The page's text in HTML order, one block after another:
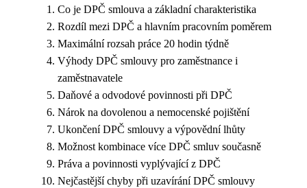
Co je DPČ smlouva a základní charakteristika
Rozdíl mezi DPČ a hlavním pracovním poměrem
Maximální rozsah práce 20 hodin týdně
Výhody DPČ smlouvy pro zaměstnance i
zaměstnavatele
Daňové a odvodové povinnosti při DPČ
Nárok na dovolenou a nemocenské pojištění
Ukončení DPČ smlouvy a výpovědní lhůty
Možnost kombinace více DPČ smluv současně
Práva a povinnosti vyplývající z DPČ
Nejčastější chyby při uzavírání DPČ smlouvy